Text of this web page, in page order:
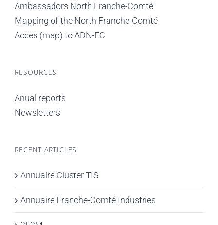
Ambassadors North Franche-Comté
Mapping of the North Franche-Comté
Acces (map) to ADN-FC
RESOURCES
Anual reports
Newsletters
RECENT ARTICLES
Annuaire Cluster TIS
Annuaire Franche-Comté Industries